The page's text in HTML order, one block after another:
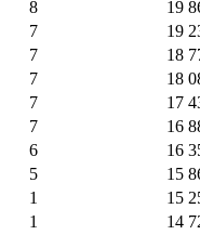
8
19
7
19
7
18
7
18
7
17
7
16
6
16
5
15
1
15
1
14